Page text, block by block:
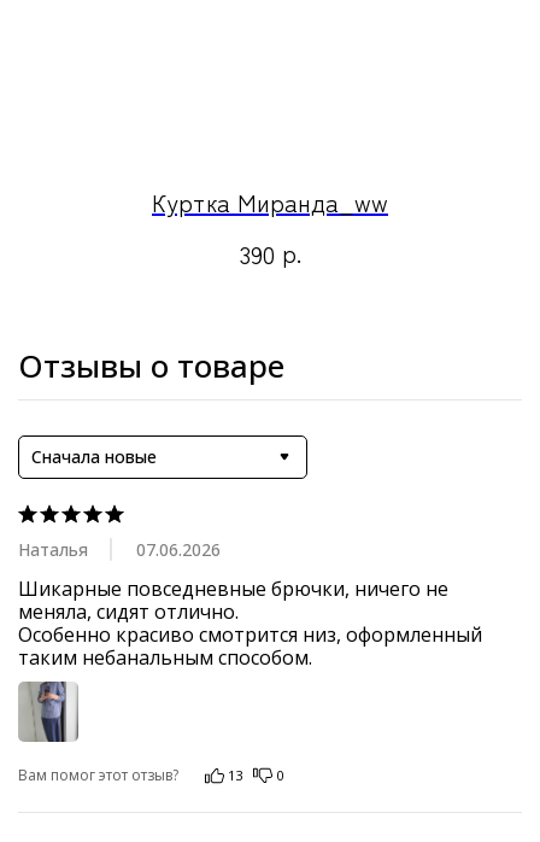
Куртка Миранда_ww
390 р.
Отзывы о товаре
Сначала новые
Наталья 07.06.2026
Шикарные повседневные брючки, ничего не
меняла, сидят отлично.
Особенно красиво смотрится низ, оформленный
таким небанальным способом.
Вам помог этот отзыв? 13 0